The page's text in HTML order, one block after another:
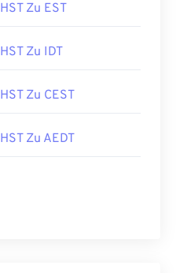
HST Zu EST
HST Zu IDT
HST Zu CEST
HST Zu AEDT